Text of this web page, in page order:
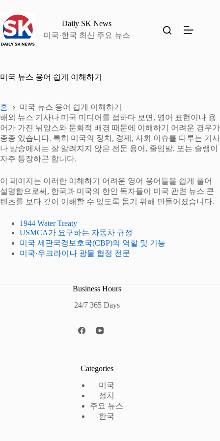
으
로
건
기
Daily SK News
미국·한국 최신 주요 뉴스
미국 뉴스 용어 쉽게 이해하기
홈
미국 뉴스 용어 쉽게 이해하기
해외 뉴스 기사나 미국 미디어를 접하다 보면, 영어 표현이나 용
어가 가진 뉘앙스와 문화적 배경 때문에 이해하기 어려운 경우가
종종 있습니다. 특히 미국의 정치, 경제, 사회 이슈를 다루는 기사
나 방송에서는 잘 알려지지 않은 전문 용어, 줄임말, 또는 슬랭이
자주 등장하곤 합니다.
이 페이지는 이러한 이해하기 어려운 영어 용어들을 쉽게 풀어
설명함으로써, 한국과 미국의 한인 독자들이 미국 관련 뉴스 콘
텐츠를 보다 깊이 이해할 수 있도록 돕기 위해 만들어졌습니다.
1944 Water Treaty
USMCA가 요구하는 자동차 규정
미국 세관국경보호국(CBP)의 역할 및 기능
미국·우크라이나 광물 협정 전문
Business Hours
24/7 365 Days
Categories
미국
정치
주요 뉴스
한국